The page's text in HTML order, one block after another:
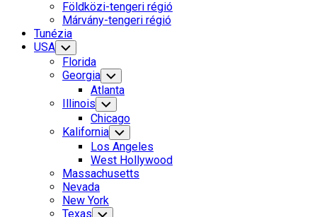
Földközi-tengeri régió
Márvány-tengeri régió
Tunézia
USA Toggle
Child
Menu
Florida
Georgia Toggle
Child
Menu
Atlanta
Illinois Toggle
Child
Menu
Chicago
Kalifornia Toggle
Child
Menu
Los Angeles
West Hollywood
Massachusetts
Nevada
New York
Texas Toggle